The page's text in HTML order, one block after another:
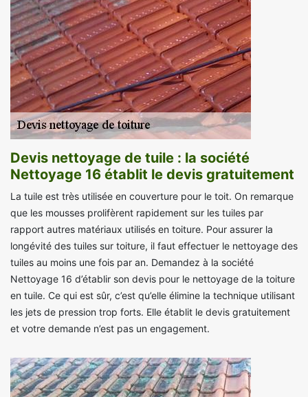
Devis nettoyage de tuile : la société
Nettoyage 16 établit le devis gratuitement
La tuile est très utilisée en couverture pour le toit. On remarque
que les mousses prolifèrent rapidement sur les tuiles par
rapport autres matériaux utilisés en toiture. Pour assurer la
longévité des tuiles sur toiture, il faut effectuer le nettoyage des
tuiles au moins une fois par an. Demandez à la société
Nettoyage 16 d’établir son devis pour le nettoyage de la toiture
en tuile. Ce qui est sûr, c’est qu’elle élimine la technique utilisant
les jets de pression trop forts. Elle établit le devis gratuitement
et votre demande n’est pas un engagement.